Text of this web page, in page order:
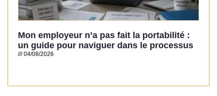
Mon employeur n’a pas fait la portabilité :
un guide pour naviguer dans le processus
04/08/2026